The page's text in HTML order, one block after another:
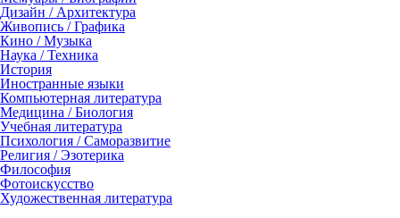
Дизайн / Архитектура
Живопись / Графика
Кино / Музыка
Наука / Техника
История
Иностранные языки
Компьютерная литература
Медицина / Биология
Учебная литература
Психология / Саморазвитие
Религия / Эзотерика
Философия
Фотоискусство
Художественная литература